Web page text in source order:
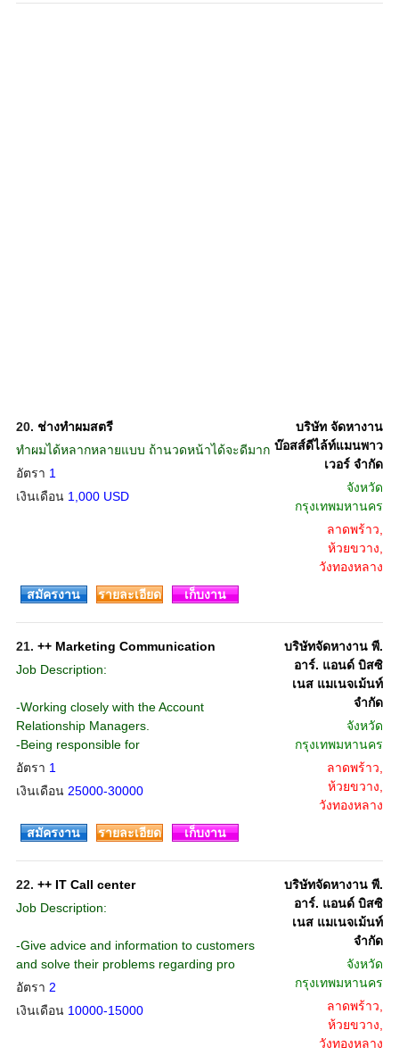
20. ช่างทำผมสตรี
ทำผมได้หลากหลายแบบ ถ้านวดหน้าได้จะดีมาก
อัตรา 1
เงินเดือน 1,000 USD
บริษัท จัดหางาน
บ๊อสส์ดีไล้ท์แมนพาว
เวอร์ จำกัด
จังหวัด
กรุงเทพมหานคร
ลาดพร้าว,
ห้วยขวาง,
วังทองหลาง
สมัครงาน
รายละเอียด เก็บงาน
21. ++ Marketing Communication
Job Description:
-Working closely with the Account
Relationship Managers.
-Being responsible for
อัตรา 1
เงินเดือน 25000-30000
บริษัทจัดหางาน พี.
อาร์. แอนด์ บิสซิ
เนส แมเนจเม้นท์
จำกัด
จังหวัด
กรุงเทพมหานคร
ลาดพร้าว,
ห้วยขวาง,
วังทองหลาง
สมัครงาน
รายละเอียด เก็บงาน
22. ++ IT Call center
Job Description:
-Give advice and information to customers
and solve their problems regarding pro
อัตรา 2
เงินเดือน 10000-15000
บริษัทจัดหางาน พี.
อาร์. แอนด์ บิสซิ
เนส แมเนจเม้นท์
จำกัด
จังหวัด
กรุงเทพมหานคร
ลาดพร้าว,
ห้วยขวาง,
วังทองหลาง